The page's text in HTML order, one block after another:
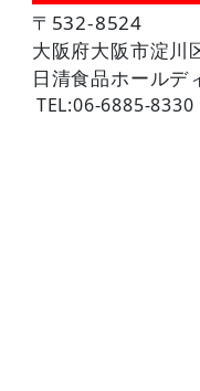
〒532-8524
大阪府大阪市淀川
日清食品ホールデ
TEL:06-6885-